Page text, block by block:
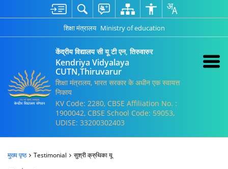
शिक्षा मंत्रालय Ministry of education
केंद्रीय विद्यालय सी यू टी एन, तिरुवारुर
Kendriya Vidyalaya
CUTN,Thiruvarur
शिक्षा मंत्रालय, भारत सरकार के अधीन एक स्वायत्त
निकाय
KV Code: 2280, CBSE Affiliation No. :
1900042, CBSE School Code: 59053,
UDISE: 33200302403
मुख्य पृष्ठ Testimonial सुश्री क्रु्थिका यू